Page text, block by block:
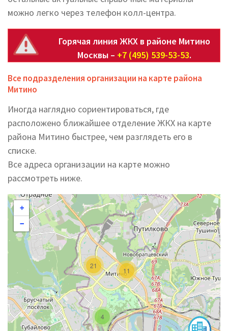
можно легко через телефон колл-центра.
Горячая линия ЖКХ в районе Митино
Москвы – +7 (495) 539-53-53.
Все подразделения организации на карте района
Митино
Иногда наглядно сориентироваться, где
расположено ближайшее отделение ЖКХ на карте
района Митино быстрее, чем разглядеть его в
списке.
Все адреса организации на карте можно
рассмотреть ниже.
4
11
21
+
−